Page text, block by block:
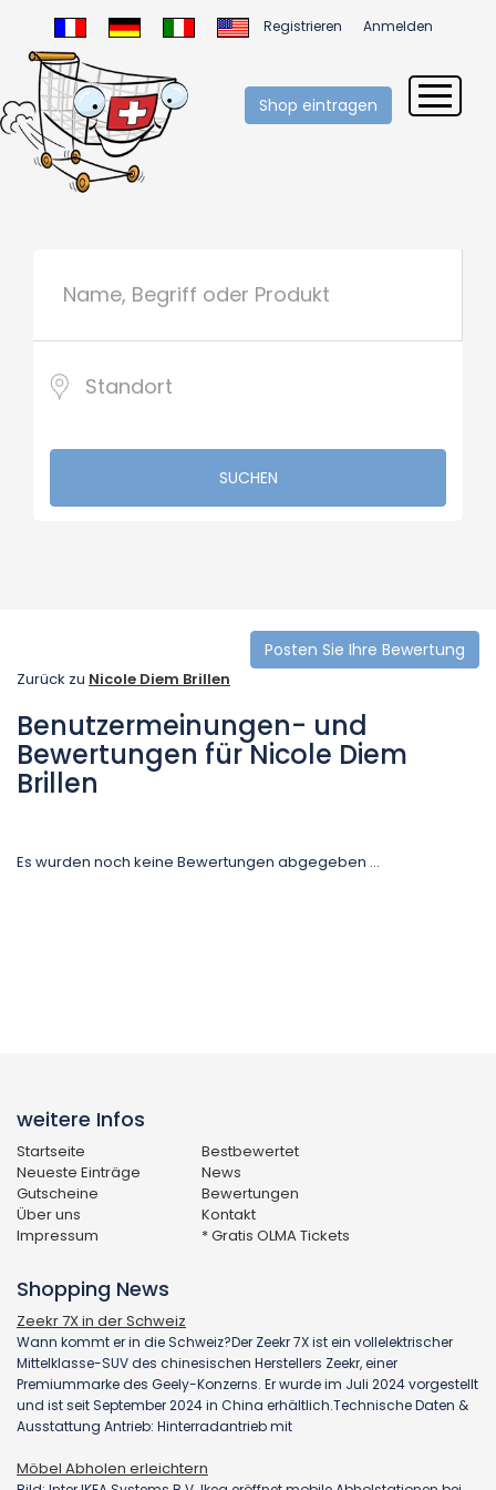
Registrieren Anmelden
Shop eintragen
SUCHEN
Posten Sie Ihre Bewertung
Zurück zu Nicole Diem Brillen
Benutzermeinungen- und
Bewertungen für Nicole Diem
Brillen
Es wurden noch keine Bewertungen abgegeben ...
weitere Infos
Startseite
Bestbewertet
Neueste Einträge
News
Gutscheine
Bewertungen
Über uns
Kontakt
Impressum
* Gratis OLMA Tickets
Shopping News
Zeekr 7X in der Schweiz
Wann kommt er in die Schweiz?Der Zeekr 7X ist ein vollelektrischer
Mittelklasse-SUV des chinesischen Herstellers Zeekr, einer
Premiummarke des Geely-Konzerns. Er wurde im Juli 2024 vorgestellt
und ist seit September 2024 in China erhältlich.Technische Daten &
Ausstattung Antrieb: Hinterradantrieb mit
Möbel Abholen erleichtern